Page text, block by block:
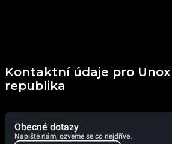
Kontaktní údaje pro Unox
republika
Obecné dotazy
Napište nám, ozveme se co nejdříve.